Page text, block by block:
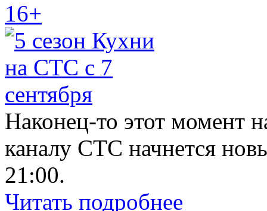
16+
Наконец-то этот момент
каналу СТС начнется
21:00.
Читать подробнее